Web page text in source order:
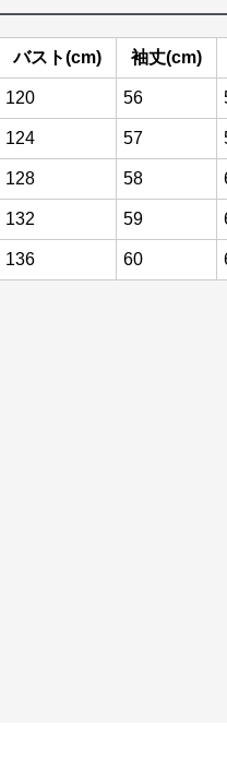
バスト(cm) 袖丈(cm)
120 56
124 57
128 58
132 59
136 60